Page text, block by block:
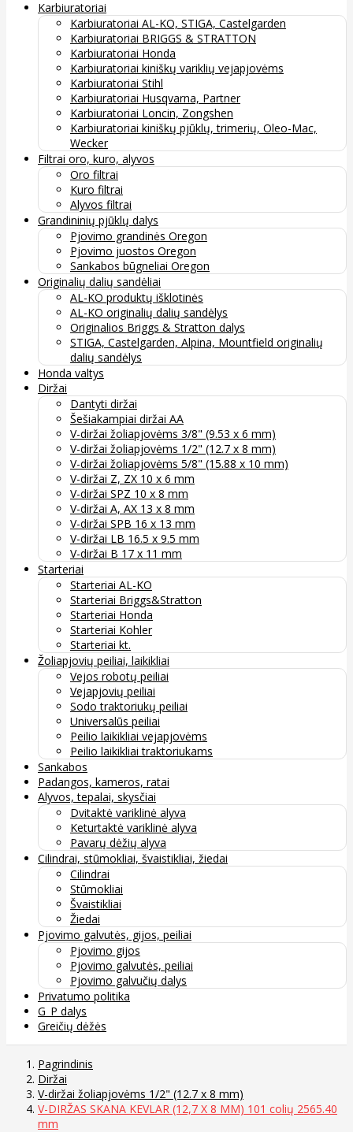
Karbiuratoriai
Karbiuratoriai AL-KO, STIGA, Castelgarden
Karbiuratoriai BRIGGS & STRATTON
Karbiuratoriai Honda
Karbiuratoriai kiniškų variklių vejapjovėms
Karbiuratoriai Stihl
Karbiuratoriai Husqvarna, Partner
Karbiuratoriai Loncin, Zongshen
Karbiuratoriai kiniškų pjūklų, trimerių, Oleo-Mac,
Wecker
Filtrai oro, kuro, alyvos
Oro filtrai
Kuro filtrai
Alyvos filtrai
Grandininių pjūklų dalys
Pjovimo grandinės Oregon
Pjovimo juostos Oregon
Sankabos būgneliai Oregon
Originalių dalių sandėliai
AL-KO produktų išklotinės
AL-KO originalių dalių sandėlys
Originalios Briggs & Stratton dalys
STIGA, Castelgarden, Alpina, Mountfield originalių
dalių sandėlys
Honda valtys
Diržai
Dantyti diržai
Šešiakampiai diržai AA
V-diržai žoliapjovėms 3/8" (9.53 x 6 mm)
V-diržai žoliapjovėms 1/2" (12.7 x 8 mm)
V-diržai žoliapjovėms 5/8" (15.88 x 10 mm)
V-diržai Z, ZX 10 x 6 mm
V-diržai SPZ 10 x 8 mm
V-diržai A, AX 13 x 8 mm
V-diržai SPB 16 x 13 mm
V-diržai LB 16.5 x 9.5 mm
V-diržai B 17 x 11 mm
Starteriai
Starteriai AL-KO
Starteriai Briggs&Stratton
Starteriai Honda
Starteriai Kohler
Starteriai kt.
Žoliapjovių peiliai, laikikliai
Vejos robotų peiliai
Vejapjovių peiliai
Sodo traktoriukų peiliai
Universalūs peiliai
Peilio laikikliai vejapjovėms
Peilio laikikliai traktoriukams
Sankabos
Padangos, kameros, ratai
Alyvos, tepalai, skysčiai
Dvitaktė variklinė alyva
Keturtaktė variklinė alyva
Pavarų dėžių alyva
Cilindrai, stūmokliai, švaistikliai, žiedai
Cilindrai
Stūmokliai
Švaistikliai
Žiedai
Pjovimo galvutės, gijos, peiliai
Pjovimo gijos
Pjovimo galvutės, peiliai
Pjovimo galvučių dalys
Privatumo politika
G_P dalys
Greičių dėžės
Pagrindinis
Diržai
V-diržai žoliapjovėms 1/2" (12.7 x 8 mm)
V-DIRŽAS SKANA KEVLAR (12,7 X 8 MM) 101 colių 2565.40
mm